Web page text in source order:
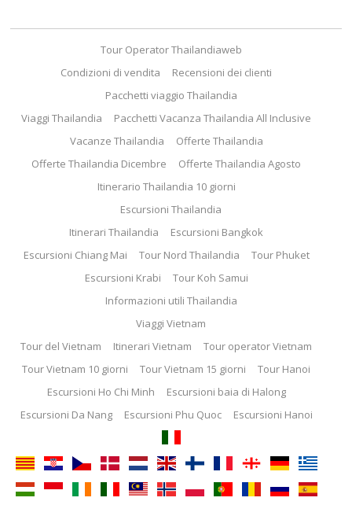
Tour Operator Thailandiaweb
Condizioni di vendita
Recensioni dei clienti
Pacchetti viaggio Thailandia
Viaggi Thailandia
Pacchetti Vacanza Thailandia All Inclusive
Vacanze Thailandia
Offerte Thailandia
Offerte Thailandia Dicembre
Offerte Thailandia Agosto
Itinerario Thailandia 10 giorni
Escursioni Thailandia
Itinerari Thailandia
Escursioni Bangkok
Escursioni Chiang Mai
Tour Nord Thailandia
Tour Phuket
Escursioni Krabi
Tour Koh Samui
Informazioni utili Thailandia
Viaggi Vietnam
Tour del Vietnam
Itinerari Vietnam
Tour operator Vietnam
Tour Vietnam 10 giorni
Tour Vietnam 15 giorni
Tour Hanoi
Escursioni Ho Chi Minh
Escursioni baia di Halong
Escursioni Da Nang
Escursioni Phu Quoc Escursioni Hanoi